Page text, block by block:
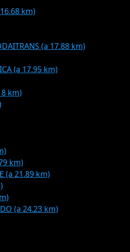
km)
(a 17.88 km)
(a 17.95 km)
km)
km)
(a 21.89 km)
(a 24.23 km)